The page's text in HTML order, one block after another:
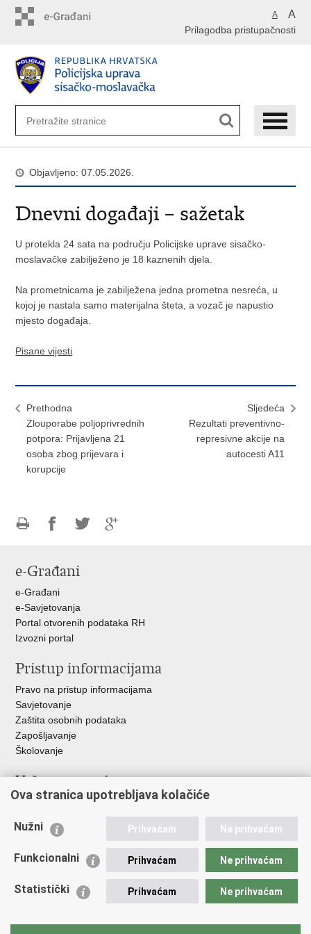
A A
Prilagodba pristupačnosti
Objavljeno: 07.05.2026.
Dnevni događaji – sažetak
U protekla 24 sata na području Policijske uprave sisačko-
moslavačke zabilježeno je 18 kaznenih djela.
Na prometnicama je zabilježena jedna prometna nesreća, u
kojoj je nastala samo materijalna šteta, a vozač je napustio
mjesto događaja.
Pisane vijesti
Prethodna
Zlouporabe poljoprivrednih
potpora: Prijavljena 21
osoba zbog prijevara i
korupcije
Sljedeća
Rezultati preventivno-
represivne akcije na
autocesti A11
FacebookuTwitteru
e-Građani
e-Građani
e-Savjetovanja
Portal otvorenih podataka RH
Izvozni portal
Pristup informacijama
Pravo na pristup informacijama
Savjetovanje
Zaštita osobnih podataka
Zapošljavanje
Školovanje
Važne poveznice
Ministarstvo unutarnjih poslova
Udruge
Policijska akademija
Zaklada policijske solidarnosti
Vučetić"
Ova stranica upotrebljava kolačiće
Nužni Prihvaćam Ne prihvaćam
Funkcionalni Prihvaćam Ne prihvaćam
Statistički Prihvaćam Ne prihvaćam